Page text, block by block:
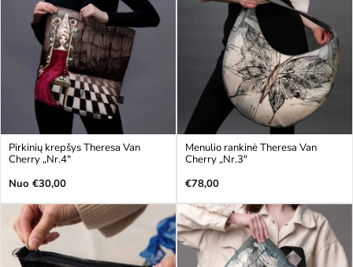
Pirkinių krepšys Theresa Van
Cherry „Nr.4"
Įprasta
Nuo €30,00
Menulio rankinė Theresa Van
Cherry „Nr.3"
Įprasta
€78,00